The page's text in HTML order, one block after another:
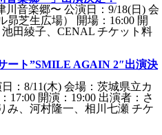
音楽郷〜 公演日：9/18(日) 会
芝生広場） 開場：16:00 開
田綾子、CENAL チケット料
ート”SMILE AGAIN 2″出演決
：8/11(木) 会場：茨城県立カ
17:00 開演：19:00 出演者：さ
み、河村隆一、相川七瀬 チケ